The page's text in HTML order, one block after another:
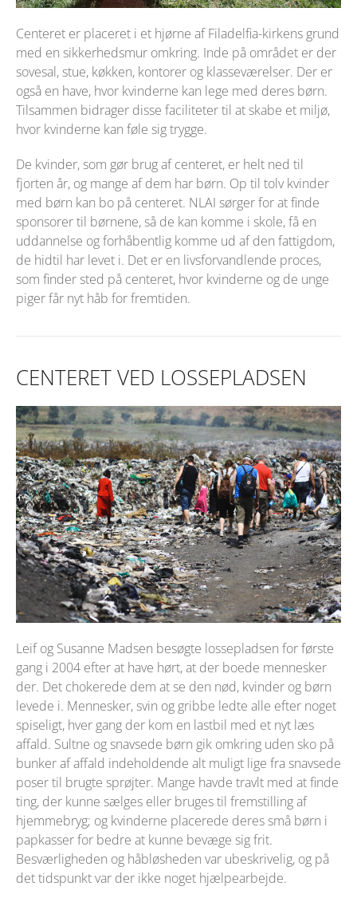
Centeret er placeret i et hjørne af Filadelfia-kirkens grund
med en sikkerhedsmur omkring. Inde på området er der
sovesal, stue, køkken, kontorer og klasseværelser. Der er
også en have, hvor kvinderne kan lege med deres børn.
Tilsammen bidrager disse faciliteter til at skabe et miljø,
hvor kvinderne kan føle sig trygge.
De kvinder, som gør brug af centeret, er helt ned til
fjorten år, og mange af dem har børn. Op til tolv kvinder
med børn kan bo på centeret. NLAI sørger for at finde
sponsorer til børnene, så de kan komme i skole, få en
uddannelse og forhåbentlig komme ud af den fattigdom,
de hidtil har levet i. Det er en livsforvandlende proces,
som finder sted på centeret, hvor kvinderne og de unge
piger får nyt håb for fremtiden.
CENTERET VED LOSSEPLADSEN
Leif og Susanne Madsen besøgte lossepladsen for første
gang i 2004 efter at have hørt, at der boede mennesker
der. Det chokerede dem at se den nød, kvinder og børn
levede i. Mennesker, svin og gribbe ledte alle efter noget
spiseligt, hver gang der kom en lastbil med et nyt læs
affald. Sultne og snavsede børn gik omkring uden sko på
bunker af affald indeholdende alt muligt lige fra snavsede
poser til brugte sprøjter. Mange havde travlt med at finde
ting, der kunne sælges eller bruges til fremstilling af
hjemmebryg; og kvinderne placerede deres små børn i
papkasser for bedre at kunne bevæge sig frit.
Besværligheden og håbløsheden var ubeskrivelig, og på
det tidspunkt var der ikke noget hjælpearbejde.